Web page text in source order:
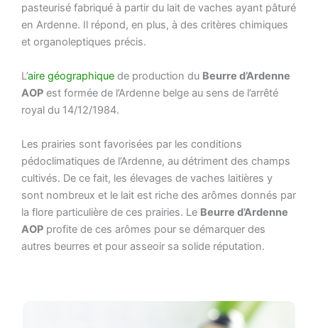
pasteurisé fabriqué à partir du lait de vaches ayant pâturé
en Ardenne. Il répond, en plus, à des critères chimiques
et organoleptiques précis.
L’aire géographique de production du Beurre d’Ardenne
AOP est formée de l’Ardenne belge au sens de l’arrêté
royal du 14/12/1984.
Les prairies sont favorisées par les conditions
pédoclimatiques de l’Ardenne, au détriment des champs
cultivés. De ce fait, les élevages de vaches laitières y
sont nombreux et le lait est riche des arômes donnés par
la flore particulière de ces prairies. Le Beurre d’Ardenne
AOP profite de ces arômes pour se démarquer des
autres beurres et pour asseoir sa solide réputation.